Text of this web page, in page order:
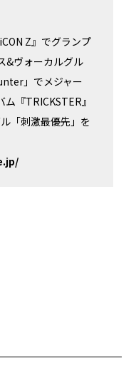
Z』でグランプ
&ヴォーカルグル
」でメジャー
『TRICKSTER』
「刺激最優先」を